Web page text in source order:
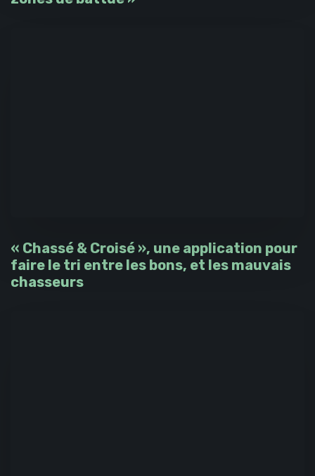
« Chassé & Croisé », une application pour
faire le tri entre les bons, et les mauvais
chasseurs